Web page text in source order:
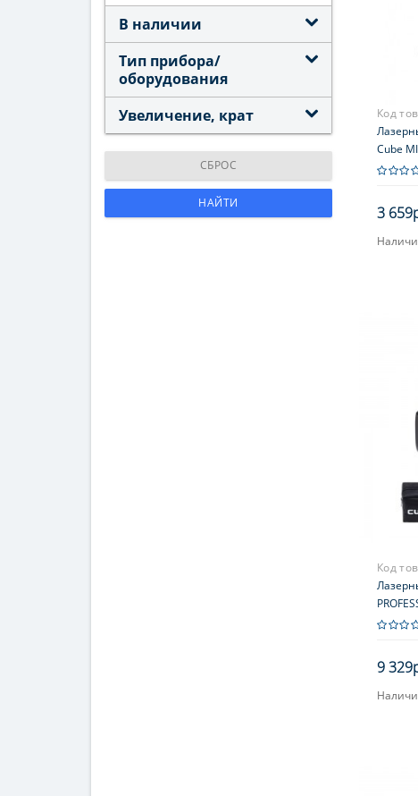
В наличии
Тип прибора/
оборудования
Увеличение, крат
СБРОС
НАЙТИ
Код
Cube
3
Код
9